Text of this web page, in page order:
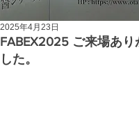
FABEX2025 ご来場あり
した。
2025年4月23日